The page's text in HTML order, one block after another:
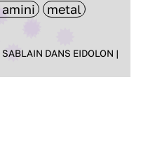
metal
DANS EIDOLON |